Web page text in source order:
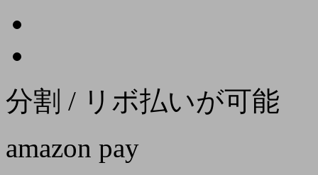
分割 / リボ払いが可能
amazon pay